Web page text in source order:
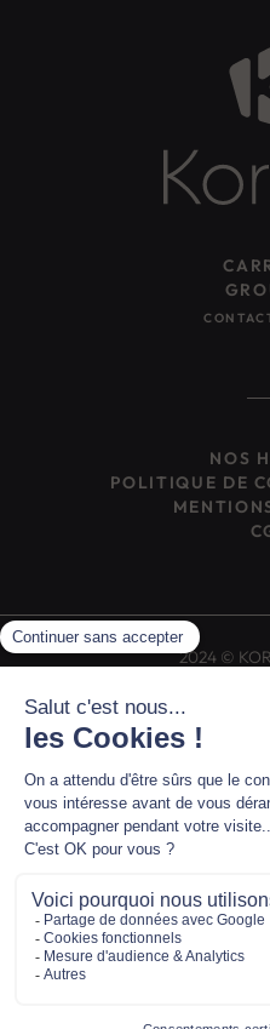
NOS
POLITIQUE DE
2024 ©